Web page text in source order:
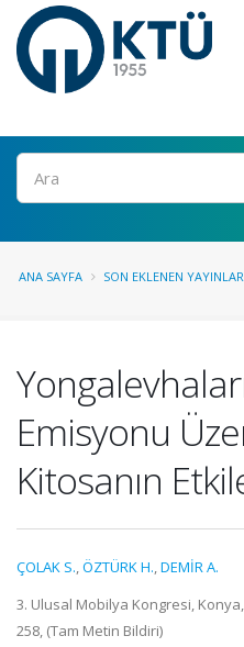
Ara
ANA SAYFA SON EKLENEN YAYINLAR
Emisyonu
Kitosanın
ÇOLAK S.,ÖZTÜRK H.,DEMİR A.
3. Ulusal Mobilya Kongresi,
258, (Tam Metin Bildiri)